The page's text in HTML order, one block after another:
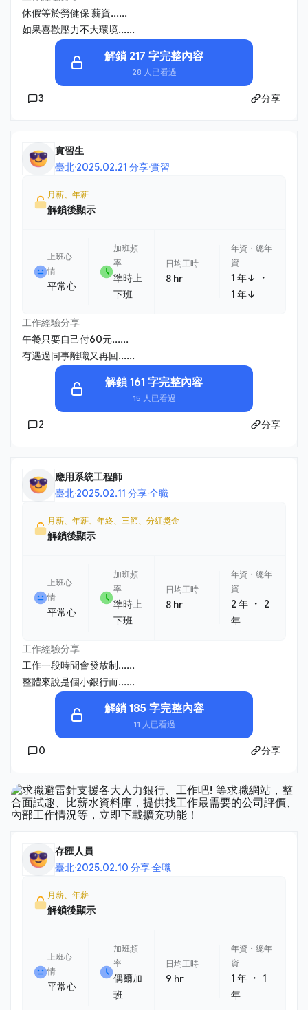
休假等於勞健保 薪資......
如果喜歡壓力不大環境......
解鎖 217 字完整內容
28 人已看過
3 分享
實習生
臺北·2025.02.21 分享·實習
月薪、年薪
解鎖後顯示
上班心
情
平常心
加班頻
率
準時上
下班
日均工時
8 hr
年資・總年
資
1 年↓ ・
1 年↓
工作經驗分享
午餐只要自己付60元......
有遇過同事離職又再回......
解鎖 161 字完整內容
15 人已看過
2 分享
應用系統工程師
臺北·2025.02.11 分享·全職
月薪、年薪、年終、三節、分紅獎金
解鎖後顯示
上班心
情
平常心
加班頻
率
準時上
下班
日均工時
8 hr
年資・總年
資
2 年 ・
2
年
工作經驗分享
工作一段時間會發放制......
整體來說是個小銀行而......
解鎖 185 字完整內容
11 人已看過
0 分享
存匯人員
臺北·2025.02.10 分享·全職
月薪、年薪
解鎖後顯示
上班心
情
平常心
加班頻
率
偶爾加
班
日均工時
9 hr
年資・總年
資
1 年 ・1
年